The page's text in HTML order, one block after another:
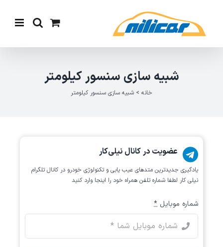
content
شبیه سازی سنسور کیلومتر
خانه > شبیه سازی سنسور کیلومتر
عضویت در کانال نیلی‌کار
یادگیری جدیدترین متد‌های عیب یابی‌ و تکنولوژی خودرو در کانال تلگرام
نیلی کار لطفا شماره تلفن همراه خود را اینجا وارد کنید
شماره موبایل *